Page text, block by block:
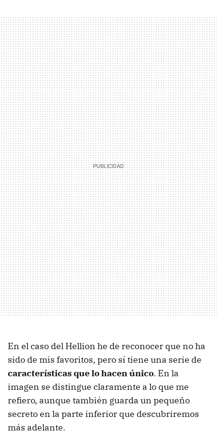
En el caso del Hellion he de reconocer que no ha
sido de mis favoritos, pero sí tiene una serie de
características que lo hacen único. En la
imagen se distingue claramente a lo que me
refiero, aunque también guarda un pequeño
secreto en la parte inferior que descubriremos
más adelante.